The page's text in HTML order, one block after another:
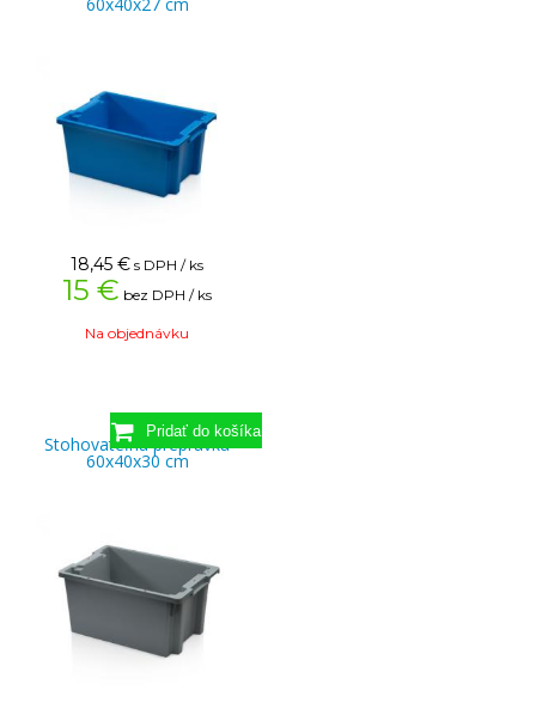
18,45 € s DPH / ks
15 € bez DPH / ks
Na objednávku
Stohovateľná prepravka
60x40x30 cm